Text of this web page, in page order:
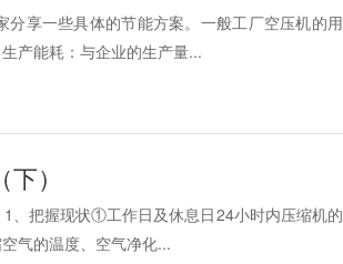
享一些具体的节能方案。一般工厂空压机的用
产能耗：与企业的生产量...
）
、把握现状①工作日及休息日24小时内压缩机的
气的温度、空气净化...